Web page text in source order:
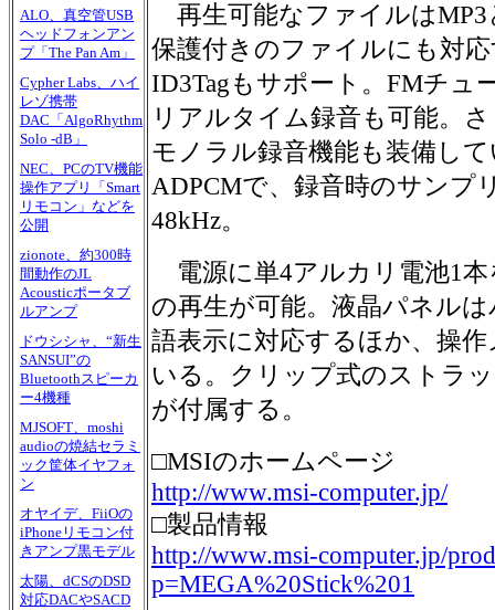
ALO、真空管USB
ヘッドフォンアン
プ「The Pan Am」
Cypher Labs、ハイ
レゾ携帯
DAC「AlgoRhythm
Solo -dB」
NEC、PCのTV機能
操作アプリ「Smart
リモコン」などを
公開
zionote、約300時
間動作のJL
Acousticポータブ
ルアンプ
ドウシシャ、“新生
SANSUI”の
Bluetoothスピーカ
ー4機種
MJSOFT、moshi
audioの焼結セラミ
ック筐体イヤフォ
ン
オヤイデ、FiiOの
iPhoneリモコン付
きアンプ黒モデル
太陽、dCSのDSD
対応DACやSACD
再生可能なファイルは
保護付きのファイルにも対
ID3Tagもサポート。FMチュ
リアルタイム録音も可能。
モノラル録音機能も装備し
ADPCMで、録音時のサンプ
48kHz。
電源に単4アルカリ電池1本
の再生が可能。液晶パネル
語表示に対応するほか、操
いる。クリップ式のストラ
が付属する。
□MSIのホームページ
http://www.msi-computer.jp/
□製品情報
http://www.msi-computer.jp/
p=MEGA%20Stick%201